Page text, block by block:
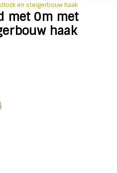
en steigerbouw haak
met 0m met
haak